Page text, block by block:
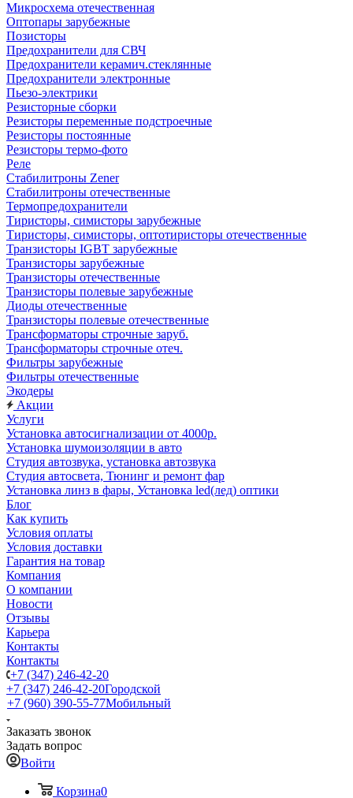
Микросхема отечественная
Оптопары зарубежные
Позисторы
Предохранители для СВЧ
Предохранители керамич.стеклянные
Предохранители электронные
Пьезо-электрики
Резисторные сборки
Резисторы переменные подстроечные
Резисторы постоянные
Резисторы термо-фото
Реле
Стабилитроны Zener
Стабилитроны отечественные
Термопредохранители
Тиристоры, симисторы зарубежные
Тиристоры, симисторы, оптотиристоры отечественные
Транзисторы IGBT зарубежные
Транзисторы зарубежные
Транзисторы отечественные
Транзисторы полевые зарубежные
Диоды отечественные
Транзисторы полевые отечественные
Трансформаторы строчные заруб.
Трансформаторы строчные отеч.
Фильтры зарубежные
Фильтры отечественные
Экодеры
Акции
Услуги
Установка автосигнализации от 4000р.
Установка шумоизоляции в авто
Студия автозвука, установка автозвука
Студия автосвета, Тюнинг и ремонт фар
Установка линз в фары, Установка led(лед) оптики
Блог
Как купить
Условия оплаты
Условия доставки
Гарантия на товар
Компания
О компании
Новости
Отзывы
Карьера
Контакты
Контакты
+7 (347) 246-42-20
+7 (347) 246-42-20Городской
+7 (960) 390-55-77Мобильный
Заказать звонок
Задать вопрос
Войти
Корзина0